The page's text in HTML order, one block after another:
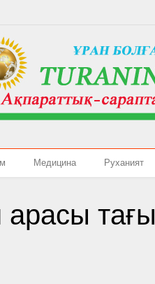
Медицина Руханият
арасы тағы